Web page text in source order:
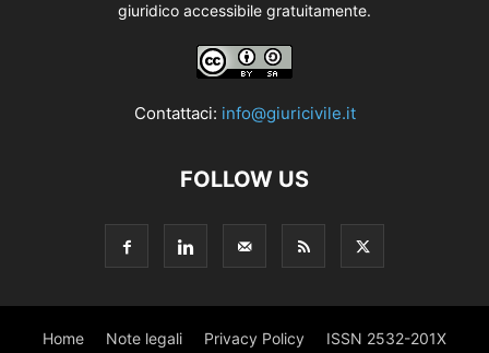
giuridico accessibile gratuitamente.
Contattaci: info@giuricivile.it
FOLLOW US
Home Note legali Privacy Policy ISSN 2532-201X